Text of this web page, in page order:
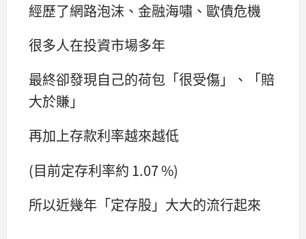
經歷了網路泡沫、金融海嘯、歐債危機
很多人在投資市場多年
最終卻發現自己的荷包「很受傷」、「賠
大於賺」
再加上存款利率越來越低
(目前定存利率約 1.07 %)
所以近幾年「定存股」大大的流行起來